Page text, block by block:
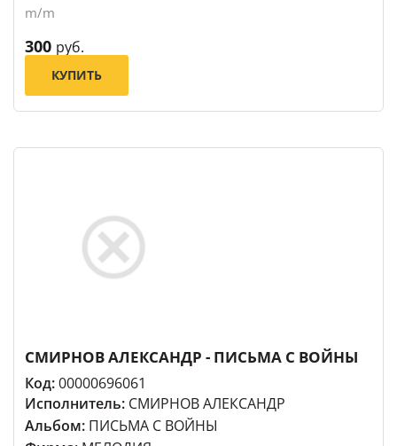
m/m
300 руб.
КУПИТЬ
СМИРНОВ АЛЕКСАНДР - ПИСЬМА С ВОЙНЫ
Код:00000696061
Исполнитель: СМИРНОВ АЛЕКСАНДР
Альбом: ПИСЬМА С ВОЙНЫ